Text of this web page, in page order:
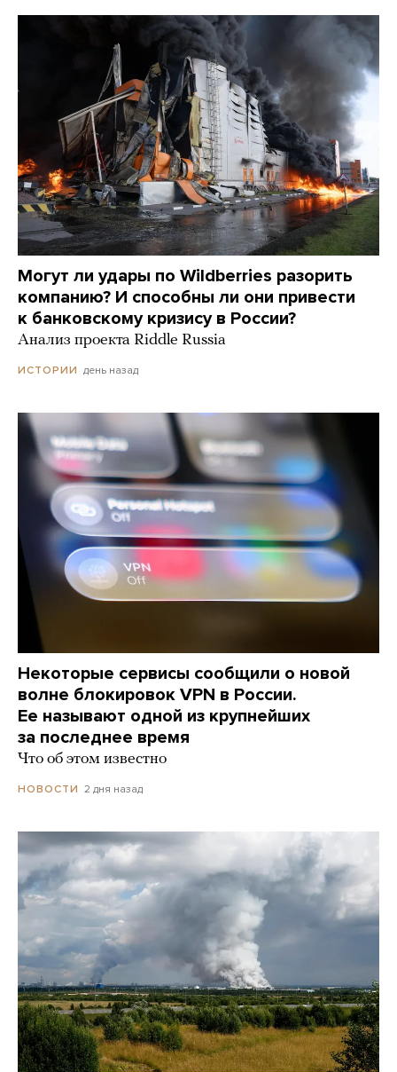
Могут ли удары по Wildberries разорить
компанию? И способны ли они привести
к банковскому кризису в России?
Анализ проекта Riddle Russia
ИСТОРИИ день назад
Некоторые сервисы сообщили о новой
волне блокировок VPN в России.
Ее называют одной из крупнейших
за последнее время
Что об этом известно
НОВОСТИ 2 дня назад